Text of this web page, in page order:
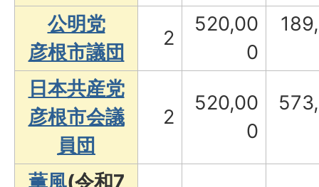
公明党
彦根市議団
2
520,00
0
日本共産党
彦根市会議
員団
2
520,00
0
薫風(令和7